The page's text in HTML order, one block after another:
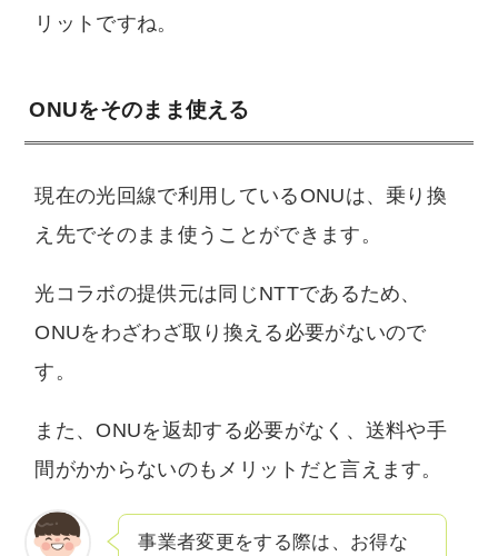
リットですね。
ONUをそのまま使える
現在の光回線で利用しているONUは、乗り換
え先でそのまま使うことができます。
光コラボの提供元は同じNTTであるため、
ONUをわざわざ取り換える必要がないので
す。
また、ONUを返却する必要がなく、送料や手
間がかからないのもメリットだと言えます。
事業者変更をする際は、お得な